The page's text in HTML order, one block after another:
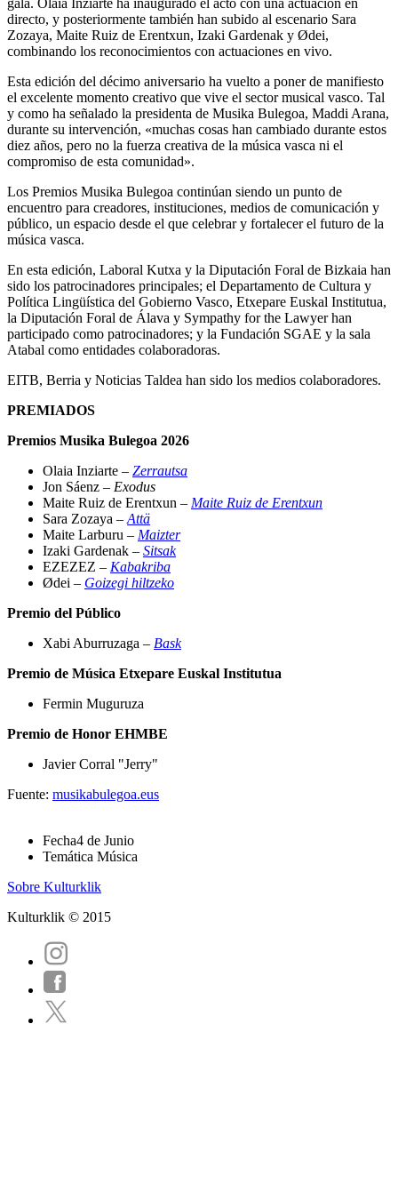
directo, y posteriormente también han subido al escenario Sara
Zozaya, Maite Ruiz de Erentxun, Izaki Gardenak y Ødei,
combinando los reconocimientos con actuaciones en vivo.
Esta edición del décimo aniversario ha vuelto a poner de manifiesto
el excelente momento creativo que vive el sector musical vasco. Tal
y como ha señalado la presidenta de Musika Bulegoa, Maddi Arana,
durante su intervención, «muchas cosas han cambiado durante estos
diez años, pero no la fuerza creativa de la música vasca ni el
compromiso de esta comunidad».
Los Premios Musika Bulegoa continúan siendo un punto de
encuentro para creadores, instituciones, medios de comunicación y
público, un espacio desde el que celebrar y fortalecer el futuro de la
música vasca.
En esta edición, Laboral Kutxa y la Diputación Foral de Bizkaia han
sido los patrocinadores principales; el Departamento de Cultura y
Política Lingüística del Gobierno Vasco, Etxepare Euskal Institutua,
la Diputación Foral de Álava y Sympathy for the Lawyer han
participado como patrocinadores; y la Fundación SGAE y la sala
Atabal como entidades colaboradoras.
EITB, Berria y Noticias Taldea han sido los medios colaboradores.
PREMIADOS
Premios Musika Bulegoa 2026
Olaia Inziarte – Zerrautsa
Jon Sáenz – Exodus
Maite Ruiz de Erentxun – Maite Ruiz de Erentxun
Sara Zozaya – Attä
Maite Larburu – Maizter
Izaki Gardenak – Sitsak
EZEZEZ – Kabakriba
Ødei – Goizegi hiltzeko
Premio del Público
Xabi Aburruzaga – Bask
Premio de Música Etxepare Euskal Institutua
Fermin Muguruza
Premio de Honor EHMBE
Javier Corral "Jerry"
Fuente: musikabulegoa.eus
Fecha4 de Junio
Temática Música
Sobre Kulturklik
Kulturklik © 2015